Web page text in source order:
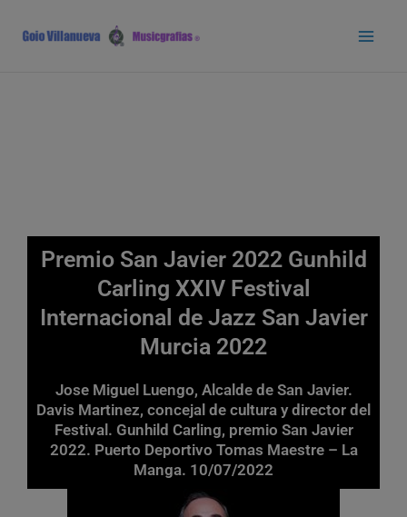
contenido
Premio San Javier 2022 Gunhild
Carling XXIV Festival
Internacional de Jazz San Javier
Murcia 2022
Jose Miguel Luengo, Alcalde de San Javier.
Davis Martinez, concejal de cultura y director del
Festival. Gunhild Carling, premio San Javier
2022. Puerto Deportivo Tomas Maestre – La
Manga. 10/07/2022